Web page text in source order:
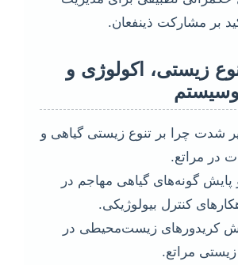
بر مشارکت ذینفعان.
4: تنوع زیستی، اکولوژی و
شدت چرا بر تنوع زیستی گیاهی و
در مراتع.
پایش گونه‌های گیاهی مهاجم در
کنترل بیولوژیکی.
کریدورهای زیست‌محیطی در
مراتع.